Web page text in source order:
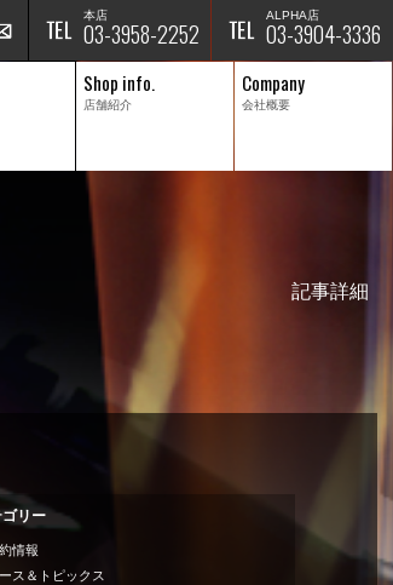
ALPHA店
03-3904-3336
本店
03-3958-2252
Shop info.
店舗紹介
Company
会社概要
記事詳細
リー
情報
ス＆トピックス